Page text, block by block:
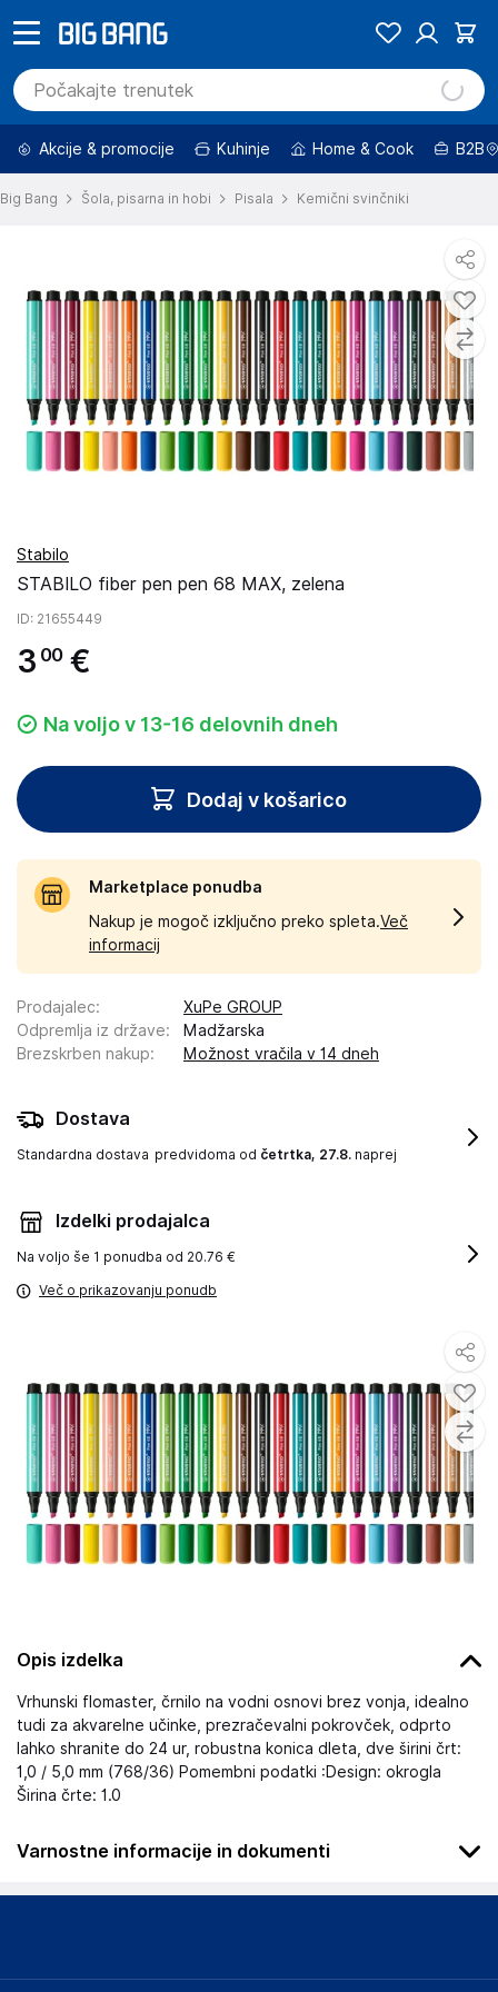
Akcije & promocije Kuhinje Home & Cook B2B
Big Bang Šola, pisarna in hobi Pisala Kemični svinčniki
Opis izdelka
Vrhunski flomaster, črnilo na vodni osnovi brez vonja, idealno
tudi za akvarelne učinke, prezračevalni pokrovček, odprto
lahko shranite do 24 ur, robustna konica dleta, dve širini črt:
1,0 / 5,0 mm (768/36) Pomembni podatki :Design: okrogla
Širina črte: 1.0
Varnostne informacije in dokumenti
Podatki o proizvajalcu
Stabilo
STABILO fiber pen pen 68 MAX, zelena
ID: 21655449
3 00 €
Na voljo v 13-16 delovnih dneh
Dodaj v košarico
Marketplace ponudba
Nakup je mogoč izključno preko spleta.Več
informacij
Prodajalec:
XuPe GROUP
Odpremlja iz države:
Madžarska
Brezskrben nakup: Možnost vračila v 14 dneh
Dostava
Standardna dostava predvidoma od četrtka, 27.8. naprej
Izdelki prodajalca
Na voljo še 1 ponudba od 20.76 €
Več o prikazovanju ponudb